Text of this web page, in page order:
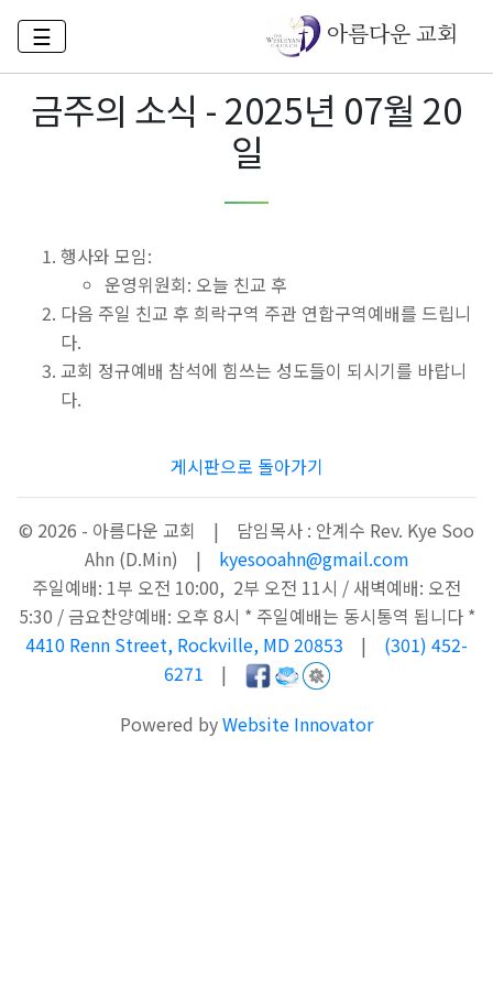
☰ 아름다운 교회
금주의 소식 - 2025년 07월 20
일
행사와 모임:
운영위원회: 오늘 친교 후
다음 주일 친교 후 희락구역 주관 연합구역예배를 드립니
다.
교회 정규예배 참석에 힘쓰는 성도들이 되시기를 바랍니
다.
게시판으로 돌아가기
© 2026 - 아름다운 교회 | 담임목사 : 안계수 Rev. Kye Soo
Ahn (D.Min) | kyesooahn@gmail.com
주일예배: 1부 오전 10:00, 2부 오전 11시 / 새벽예배: 오전
5:30 / 금요찬양예배: 오후 8시 * 주일예배는 동시통역 됩니다 *
4410 Renn Street, Rockville, MD 20853
| (301) 452-
6271 |
Powered byWebsite Innovator